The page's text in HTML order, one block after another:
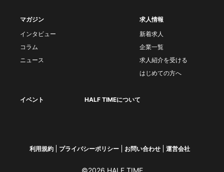
マガジン
インタビュー
コラム
ニュース
求人情報
新着求人
企業一覧
求人紹介を受ける
はじめての方へ
イベント HALF TIMEについて
利用規約 プライバシーポリシー お問い合わせ 運営会社
©2026 HALF TIME